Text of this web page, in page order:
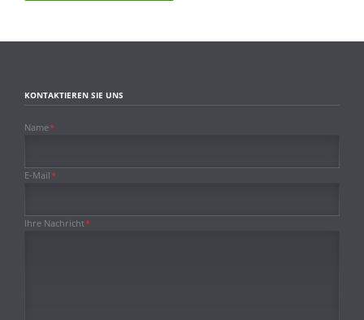
KONTAKTIEREN SIE UNS
Pflichtfeld
Name*
Pflichtfeld
E-Mail*
Pflichtfeld
Ihre Nachricht*